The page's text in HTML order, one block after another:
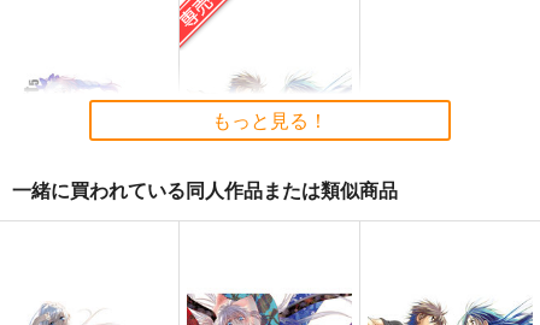
壁配置の話２
さくら研究室
（税込）
パイセン
FETISH ACADEMY
ロイヤルマウンテン
770円（税込）
青山 澄香
図鑑3
オリジナル
スタジオdraft
もっと見る！
一緒に買われている同人作品または類似商品